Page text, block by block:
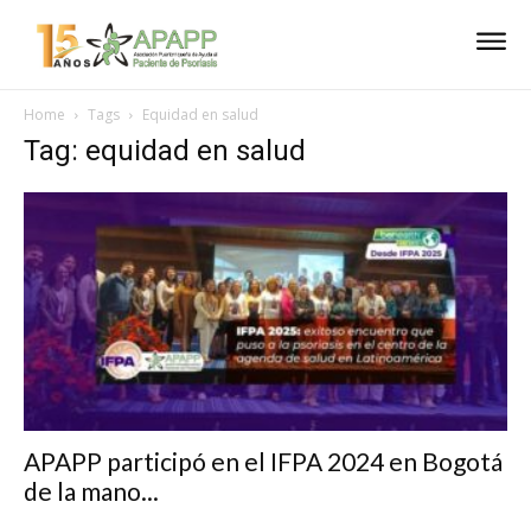
Home Tags Equidad en salud
Tag: equidad en salud
APAPP participó en el IFPA 2024 en Bogotá
de la mano...